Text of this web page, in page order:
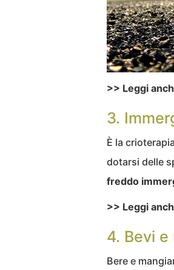
>> Leggi
3.
È la
dotarsi delle
freddo
>> Leggi
4. Bevi e
Bere e